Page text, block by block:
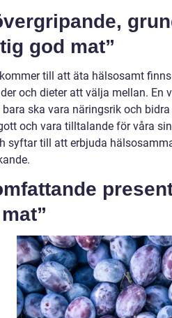
god mat”
till att äta hälsosamt
och dieter att välja mellan. En
bara ska vara näringsrik och
och vara tilltalande för våra
syftar till att erbjuda